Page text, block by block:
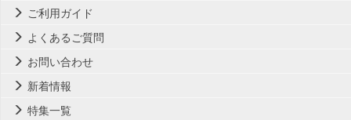
ご利用ガイド
よくあるご質問
お問い合わせ
新着情報
特集一覧